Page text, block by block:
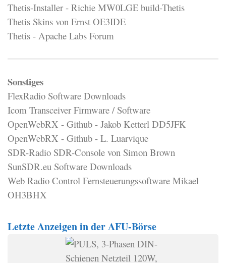
Thetis-Installer - Richie MW0LGE build-Thetis
Thetis Skins von Ernst OE3IDE
Thetis - Apache Labs Forum
Sonstiges
FlexRadio Software Downloads
Icom Transceiver Firmware / Software
OpenWebRX - Github - Jakob Ketterl DD5JFK
OpenWebRX - Github - L. Luarvique
SDR-Radio SDR-Console von Simon Brown
SunSDR.eu Software Downloads
Web Radio Control Fernsteuerungssoftware Mikael
OH3BHX
Letzte Anzeigen in der AFU-Börse